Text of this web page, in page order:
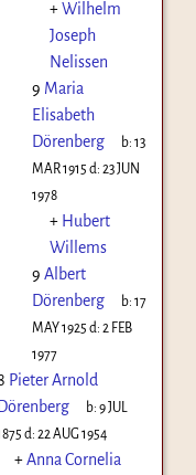
+Wilhelm
Joseph
Nelissen
9 Maria
Elisabeth
Dörenberg
b:13
MAR 1915 d: 23 JUN
1978
+ Hubert
Willems
9 Albert
Dörenberg
b:17
MAY 1925 d: 2 FEB
1977
Pieter Arnold
b:9 JUL
d: 22 AUG 1954
+Anna Cornelia